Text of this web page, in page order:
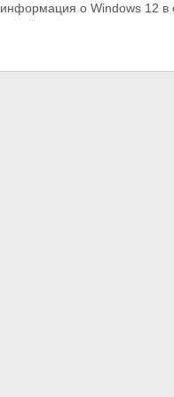
информация о Windows 12 в